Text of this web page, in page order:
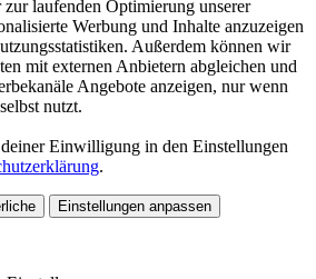
laufenden Optimierung unserer
Werbung und Inhalte anzuzeigen
Außerdem können wir
mit externen Anbietern abgleichen und
Angebote anzeigen, nur wenn
nutzt.
Einwilligung in den Einstellungen
.
Einstellungen anpassen